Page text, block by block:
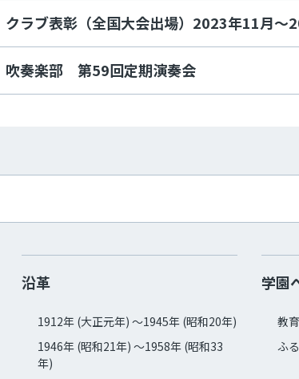
クラブ表彰（全国大会出場）2023年11月～
吹奏楽部 第59回定期演奏会
沿革
1912年 (大正元年) ～1945年 (昭和20年)
1946年 (昭和21年) ～1958年 (昭和33
年)
学園
教
ふ